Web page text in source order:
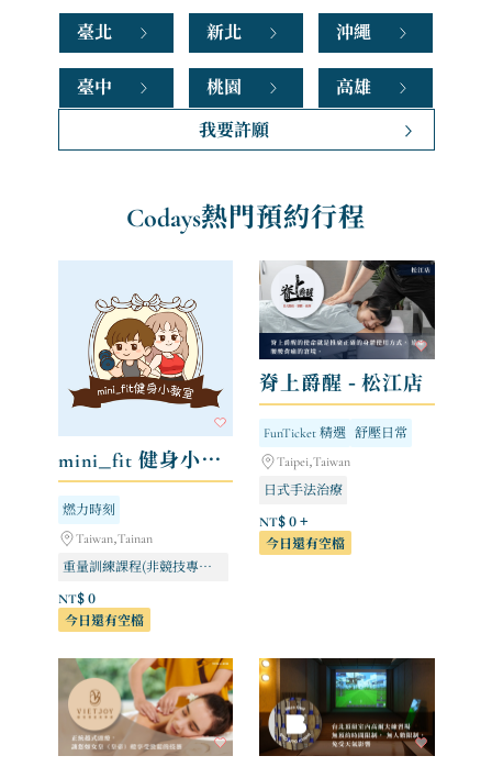
臺北 新北 沖繩
臺中 桃園
高雄
我要許願
Codays熱門預約行程
mini_fit 健身小教室
燃力時刻
Taiwan,Tainan
重量訓練課程(非競技專項訓練)
NT$ 0
今日還有空檔
脊上爵醒 - 松江店
FunTicket 精選
舒壓日常
Taipei,Taiwan
日式手法治療
NT$ 0 +
今日還有空檔